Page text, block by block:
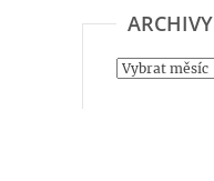
ARCHIVY
Archivy